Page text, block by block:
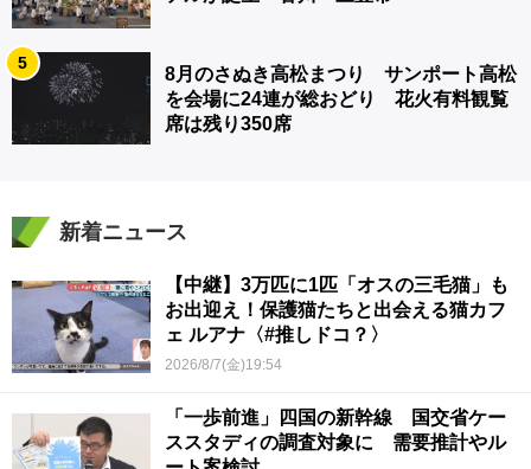
5
8月のさぬき高松まつり サンポート高松
を会場に24連が総おどり 花火有料観覧
席は残り350席
新着ニュース
【中継】3万匹に1匹「オスの三毛猫」も
お出迎え！保護猫たちと出会える猫カフ
ェ ルアナ〈#推しドコ？〉
2026/8/7(金)19:54
「一歩前進」四国の新幹線 国交省ケー
ススタディの調査対象に 需要推計やル